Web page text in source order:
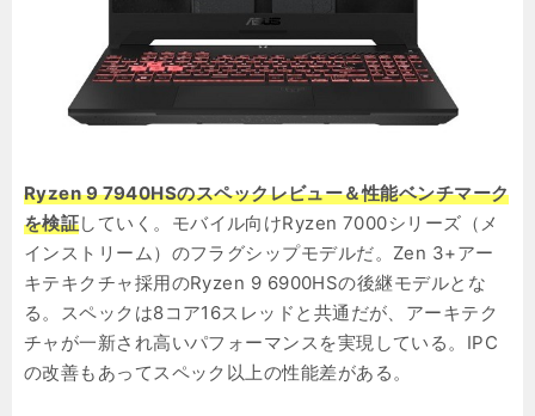
Ryzen 9 7940HSのスペックレビュー＆性能ベンチマーク
を検証していく。モバイル向けRyzen 7000シリーズ（メ
インストリーム）のフラグシップモデルだ。Zen 3+アー
キテキクチャ採用のRyzen 9 6900HSの後継モデルとな
る。スペックは8コア16スレッドと共通だが、アーキテク
チャが一新され高いパフォーマンスを実現している。IPC
の改善もあってスペック以上の性能差がある。